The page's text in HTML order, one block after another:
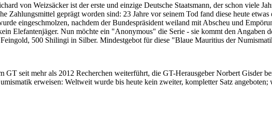
von Weizsäcker ist der erste und einzige Deutsche Staatsmann, der schon viele
Zahlungsmittel geprägt worden sind: 23 Jahre vor seinem Tod fand diese heute
eingeschmolzen, nachdem der Bundespräsident weiland mit Abscheu und
Elefantenjäger. Nun möchte ein "Anonymous" die Serie - sie kommt den Angaben
500 Shilingi in Silber. Mindestgebot für diese "Blaue Mauritius der
seit mehr als 2012 Recherchen weiterführt, die GT-Herausgeber Norbert Gisder
erweisen: Weltweit wurde bis heute kein zweiter, kompletter Satz